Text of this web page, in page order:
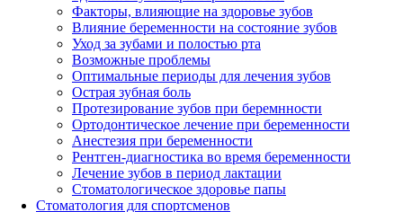
Факторы, влияющие на здоровье зубов
Влияние беременности на состояние зубов
Уход за зубами и полостью рта
Возможные проблемы
Оптимальные периоды для лечения зубов
Острая зубная боль
Протезирование зубов при беремнности
Ортодонтическое лечение при беременности
Анестезия при беременности
Рентген-диагностика во время беременности
Лечение зубов в период лактации
Стоматологическое здоровье папы
Стоматология для спортсменов